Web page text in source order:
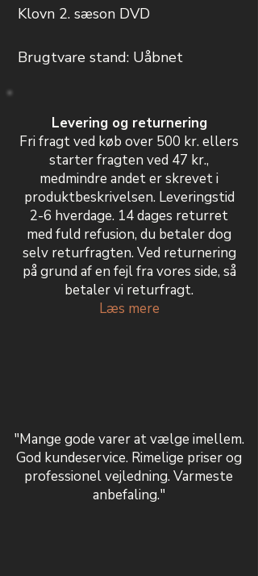
Klovn 2. sæson DVD
Brugtvare stand: Uåbnet
Levering og returnering
Fri fragt ved køb over 500 kr. ellers
starter fragten ved 47 kr.,
medmindre andet er skrevet i
produktbeskrivelsen. Leveringstid
2-6 hverdage. 14 dages returret
med fuld refusion, du betaler dog
selv returfragten. Ved returnering
på grund af en fejl fra vores side, så
betaler vi returfragt.
Læs mere
"Mange gode varer at vælge imellem.
God kundeservice. Rimelige priser og
professionel vejledning. Varmeste
anbefaling."